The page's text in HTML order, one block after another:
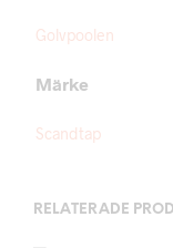
Golvpoolen
Märke
Scandtap
RELATERADE